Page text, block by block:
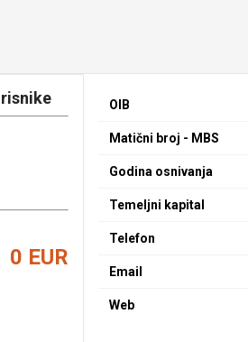
0 EUR
OIB
Matični broj - MBS
Godina osnivanja
Temeljni kapital
Telefon
Email
Web